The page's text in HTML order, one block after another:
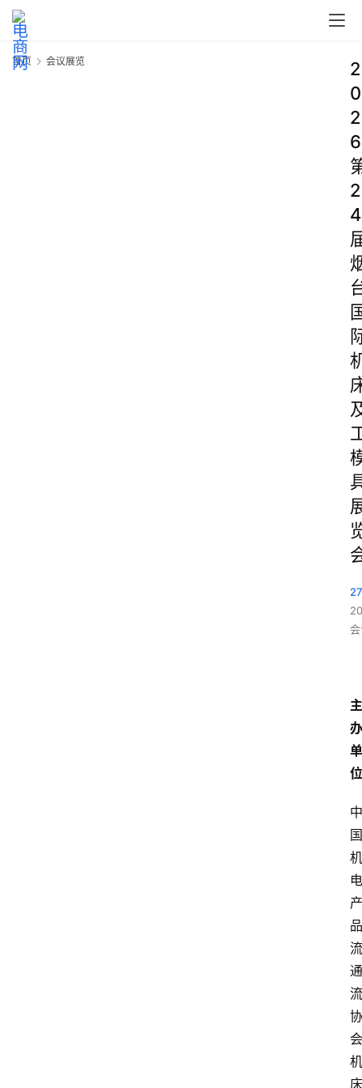
首页 会议展览
2
0
2
6
2
4
主
办
单
位
中
国
机
电
产
品
流
通
流
协
会
机
床